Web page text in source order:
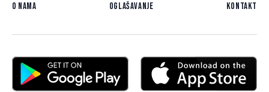
O nama Oglašavanje Kontakt